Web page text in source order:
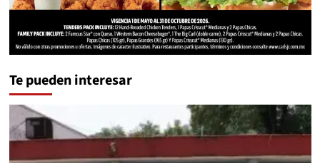
Te pueden interesar